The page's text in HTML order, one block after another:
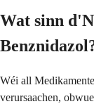
Wat sinn
Wéi all
verursaachen,